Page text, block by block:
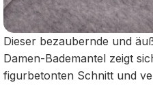
Dieser bezaubernde und
Damen-Bademantel zeigt
figurbetonten Schnitt und